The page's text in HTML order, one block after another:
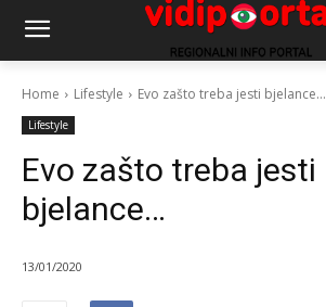
Home Lifestyle Evo zašto treba jesti bjelance...
Lifestyle
Evo zašto treba jesti
bjelance…
13/01/2020